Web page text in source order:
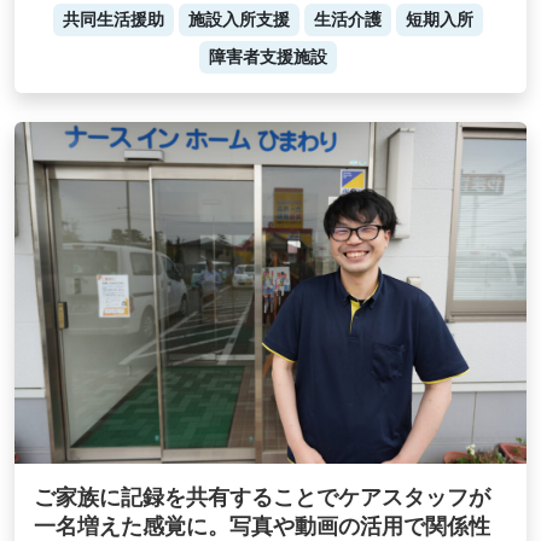
共同生活援助 施設入所支援 生活介護
短期入所
障害者支援施設
ご家族に記録を共有することでケアスタッフが
一名増えた感覚に。写真や動画の活用で関係性